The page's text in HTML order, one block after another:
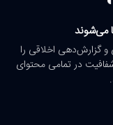
می‌شوند
و گزارش‌دهی اخلاقی را
در تمامی محتوای